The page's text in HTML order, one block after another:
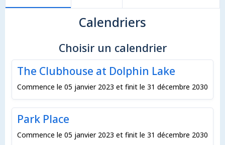
Calendriers
Choisir un calendrier
The Clubhouse at Dolphin Lake
Commence le 05 janvier 2023 et finit le 31 décembre 2030
Park Place
Commence le 05 janvier 2023 et finit le 31 décembre 2030